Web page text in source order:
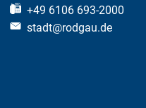
+49 6106 693-2000
stadt@rodgau.de